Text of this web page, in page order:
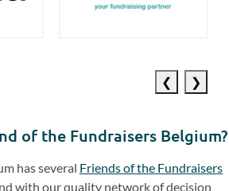
of the Fundraisers Belgium?
has several Friends of the Fundraisers
with our quality network of decision